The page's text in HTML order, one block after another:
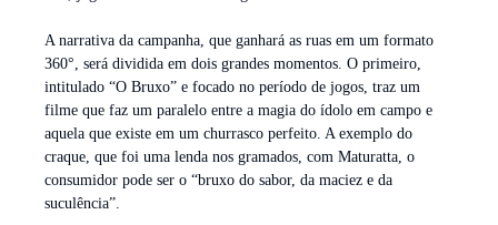
A narrativa da campanha, que ganhará as ruas em um formato
360°, será dividida em dois grandes momentos. O primeiro,
intitulado “O Bruxo” e focado no período de jogos, traz um
filme que faz um paralelo entre a magia do ídolo em campo e
aquela que existe em um churrasco perfeito. A exemplo do
craque, que foi uma lenda nos gramados, com Maturatta, o
consumidor pode ser o “bruxo do sabor, da maciez e da
suculência”.